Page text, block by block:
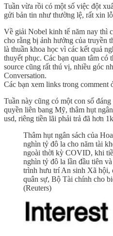
Tuần vừa rồi có một số việc đột
gửi bản tin như thường lệ, rất xin
Về giải Nobel kinh tế năm nay thì
cho rằng bị ảnh hưởng của truyền
là thuần khoa học vì các kết quả
thuyết phục. Các bạn quan tâm có
source cũng rất thú vị, nhiều góc
Conversation.
Các bạn xem links trong
Tuần này cũng có một con số
quyền liên bang Mỹ, thâm hụt
usd, riêng tiền lãi phải trả đã hơn
Thâm hụt ngân sách của
nghìn tỷ đô la cho năm tài
ngoài thời kỳ COVID, khi
nghìn tỷ đô la lần đầu tiên
trình hưu trí An sinh Xã hội,
quân sự, Bộ Tài chính cho
(Reuters)